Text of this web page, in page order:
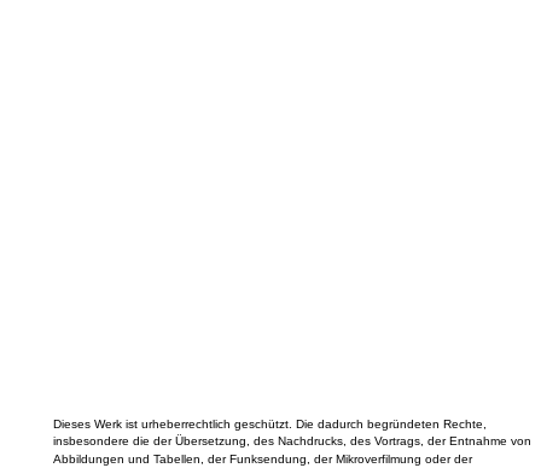
Dieses Werk ist urheberrechtlich geschützt. Die dadurch begründeten Rechte,
insbesondere die der Übersetzung, des Nachdrucks, des Vortrags, der Entnahme von
Abbildungen und Tabellen, der Funksendung, der Mikroverfilmung oder der